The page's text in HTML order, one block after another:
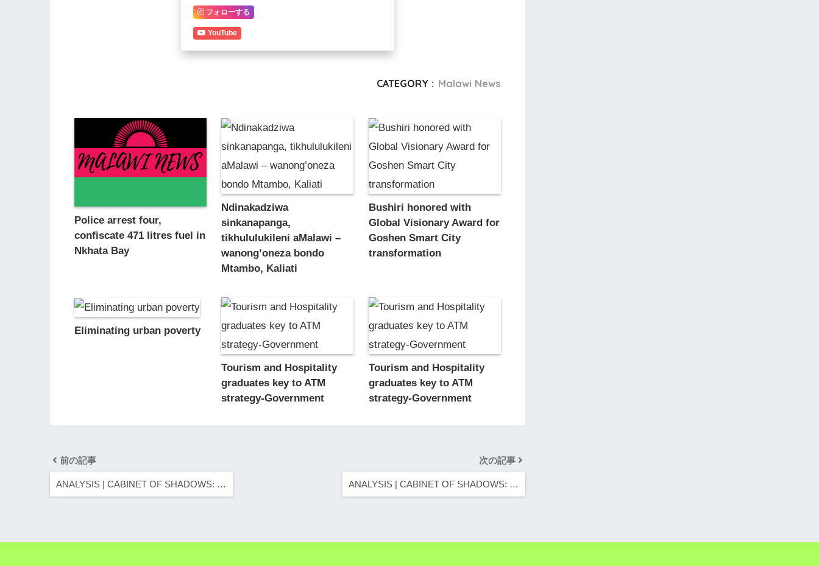
フォローする
YouTube
CATEGORY : Malawi News
Police arrest four,
confiscate 471 litres fuel in
Nkhata Bay
Ndinakadziwa
sinkanapanga,
tikhululukileni aMalawi –
wanong’oneza bondo
Mtambo, Kaliati
Bushiri honored with
Global Visionary Award for
Goshen Smart City
transformation
Eliminating urban poverty
Tourism and Hospitality
graduates key to ATM
strategy-Government
Tourism and Hospitality
graduates key to ATM
strategy-Government
前の記事
ANALYSIS | CABINET OF SHADOWS: …
次の記事
ANALYSIS | CABINET OF SHADOWS: …